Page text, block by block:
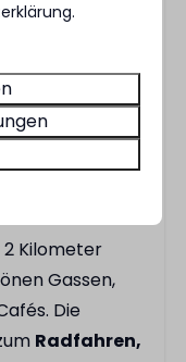
liegt direkt am
du für einen
Yachthafen,
Sportplatz
Kilometer
Gassen,
Die
Radfahren,